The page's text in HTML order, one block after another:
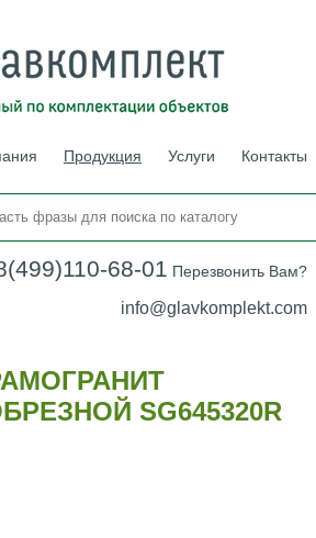
Продукция Услуги Контакты
68-01 Перезвонить Вам?
info@glavkomplekt.com
SG645320R